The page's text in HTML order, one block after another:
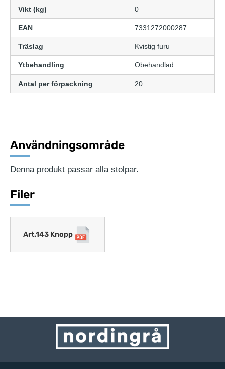
Vikt (kg) 0
EAN 7331272000287
Träslag Kvistig furu
Ytbehandling Obehandlad
Antal per förpackning 20
Användningsområde
Denna produkt passar alla stolpar.
Filer
Art.143 Knopp